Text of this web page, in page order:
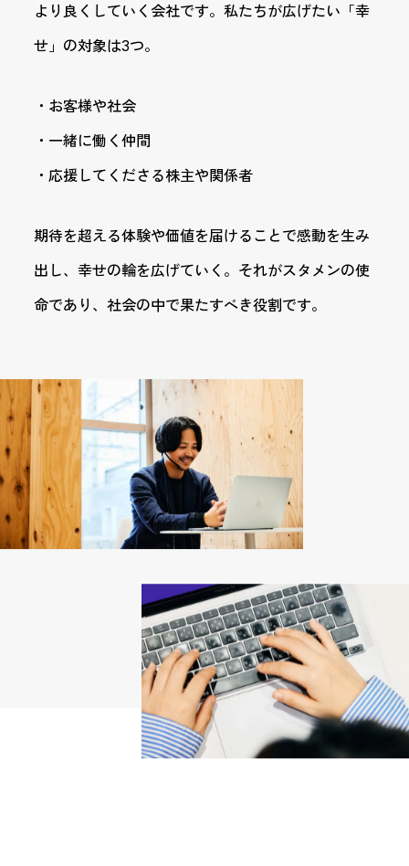
より良くしていく会社です。私たちが広げたい「幸
せ」の対象は3つ。
・お客様や社会
・一緒に働く仲間
・応援してくださる株主や関係者
期待を超える体験や価値を届けることで感動を生み
出し、幸せの輪を広げていく。それがスタメンの使
命であり、社会の中で果たすべき役割です。